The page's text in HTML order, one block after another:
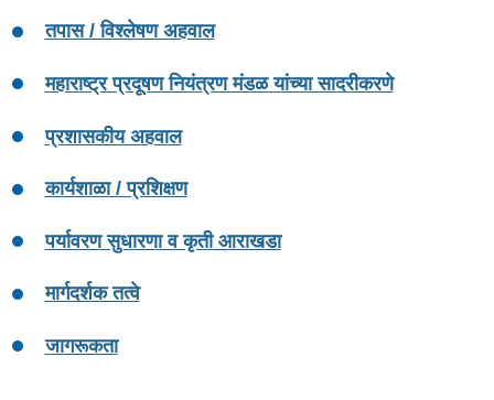
तपास / विश्लेषण अहवाल
महाराष्ट्र प्रदूषण नियंत्रण मंडळ यांच्या सादरीकरणे
प्रशासकीय अहवाल
कार्यशाळा / प्रशिक्षण
पर्यावरण सुधारणा व कृती आराखडा
मार्गदर्शक तत्वे
जागरूकता